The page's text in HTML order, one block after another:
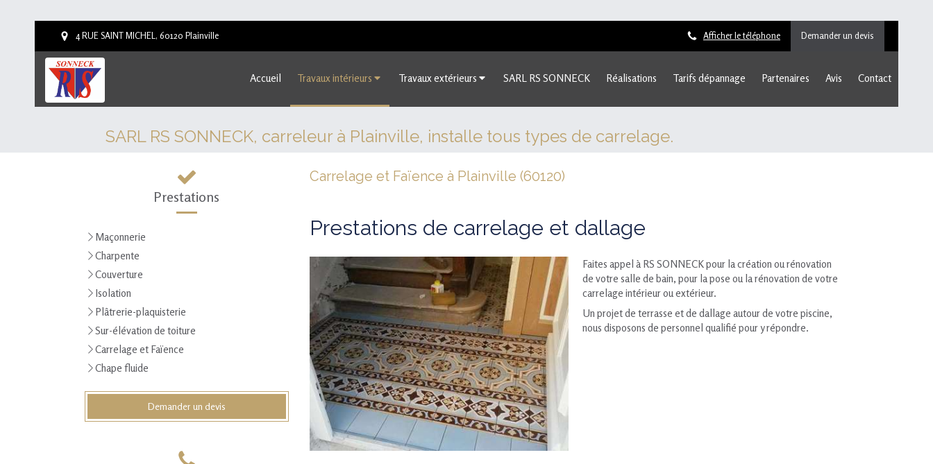
4 RUE SAINT MICHEL, 60120 Plainville Demander un devis
Afficher le téléphone
Accueil Travaux intérieurs Travaux extérieurs SARL RS SONNECK Réalisations Tarifs dépannage Partenaires Avis Contact
SARL RS SONNECK, carreleur à Plainville, installe tous types de carrelage.
Carrelage et Faïence à Plainville (60120)
Prestations de carrelage et dallage
Faites appel à RS SONNECK pour la création ou rénovation
de votre salle de bain, pour la pose ou la rénovation de votre
carrelage intérieur ou extérieur.
Un projet de terrasse et de dallage autour de votre piscine,
nous disposons de personnel qualifié pour y répondre.
Prestations
Maçonnerie
Charpente
Couverture
Isolation
Plâtrerie-plaquisterie
Sur-élévation de toiture
Carrelage et Faïence
Chape fluide
Demander un devis